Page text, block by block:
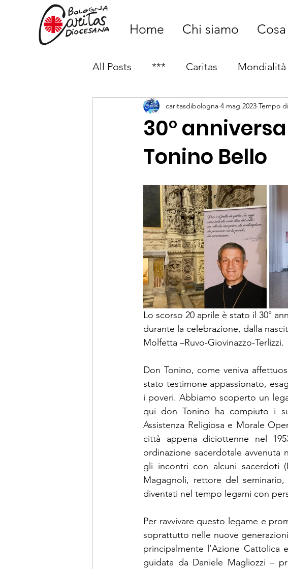
Home Chi siamo
All Posts *** Caritas Mondialità
Caritas Parrochiali
30°
Tonino Bello
caritasdibologna 4 mag 2023 Tempo
Lo scorso 20 aprile è stato il 30°
durante la celebrazione, dalla
Molfetta –Ruvo-Giovinazzo-Terlizzi.
Don Tonino, come veniva
stato testimone appassionato,
i poveri. Abbiamo scoperto un
qui don Tonino ha compiuto i
Assistenza Religiosa e Morale
città appena diciottenne nel
ordinazione sacerdotale
gli incontri con alcuni sacerdoti
Magagnoli, rettore del
diventati nel tempo legami con
Per ravvivare questo legame e
soprattutto nelle nuove
principalmente l’Azione Cattolica
guidata da Daniele Magliozzi –